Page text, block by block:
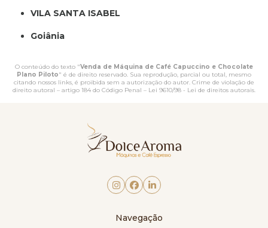
VILA SANTA ISABEL
Goiânia
O conteúdo do texto "Venda de Máquina de Café Capuccino e Chocolate
Plano Piloto" é de direito reservado. Sua reprodução, parcial ou total, mesmo
citando nossos links, é proibida sem a autorização do autor. Crime de violação de
direito autoral – artigo 184 do Código Penal – Lei 9610/98 - Lei de direitos autorais
Navegação